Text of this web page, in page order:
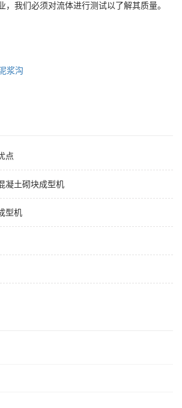
，我们必须对流体进行测试以了解其质量。
浆沟
点
凝土砌块成型机
型机